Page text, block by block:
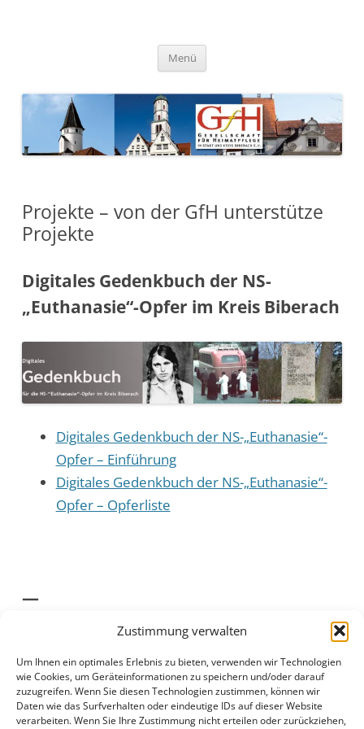
Zustimmung verwalten
Um Ihnen ein optimales Erlebnis zu bieten, verwenden wir Technologien
wie Cookies, um Geräteinformationen zu speichern und/oder darauf
zuzugreifen. Wenn Sie diesen Technologien zustimmen, können wir
Daten wie das Surfverhalten oder eindeutige IDs auf dieser Website
verarbeiten. Wenn Sie Ihre Zustimmung nicht erteilen oder zurückziehen,
Gesellschaft für Heimatpflege
in Stadt und Kreis Biberach e.
V.
Menü
Projekte – von der GfH unterstütze
Projekte
Digitales Gedenkbuch der NS-
„Euthanasie“-Opfer im Kreis Biberach
Digitales Gedenkbuch der NS-„Euthanasie“-
Opfer – Einführung
Digitales Gedenkbuch der NS-„Euthanasie“-
Opfer – Opferliste
—